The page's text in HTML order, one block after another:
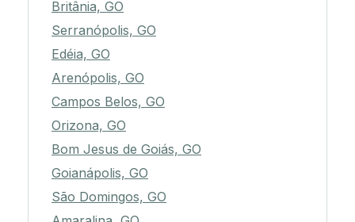
Britânia, GO
Serranópolis, GO
Edéia, GO
Arenópolis, GO
Campos Belos, GO
Orizona, GO
Bom Jesus de Goiás, GO
Goianápolis, GO
São Domingos, GO